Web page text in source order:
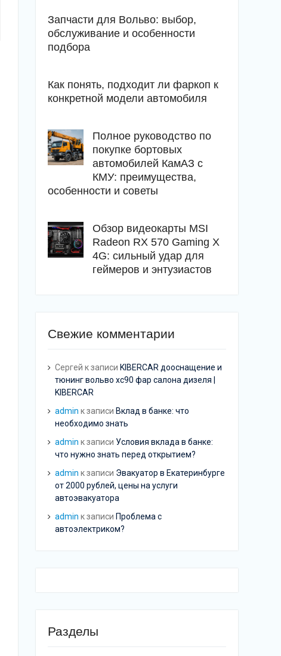
Запчасти для Вольво: выбор,
обслуживание и особенности
подбора
Как понять, подходит ли фаркоп к
конкретной модели автомобиля
Полное руководство по
покупке бортовых
автомобилей КамАЗ с
КМУ: преимущества,
особенности и советы
Обзор видеокарты MSI
Radeon RX 570 Gaming X
4G: сильный удар для
геймеров и энтузиастов
Свежие комментарии
Сергей к записи KIBERCAR дооснащение и
тюнинг вольво хс90 фар салона дизеля |
KIBERCAR
admin к записи Вклад в банке: что
необходимо знать
admin к записи Условия вклада в банке:
что нужно знать перед открытием?
admin к записи Эвакуатор в Екатеринбурге
от 2000 рублей, цены на услуги
автоэвакуатора
admin к записи Проблема с
автоэлектриком?
Разделы